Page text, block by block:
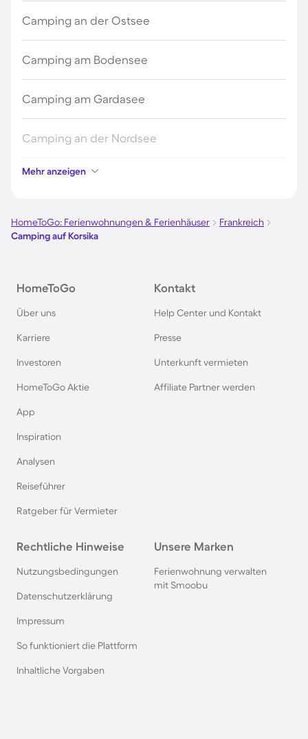
Camping an der Ostsee
Camping am Bodensee
Camping am Gardasee
Camping an der Nordsee
Camping in Kroatien
Camping auf Fehmarn
Camping im Harz
Camping auf Usedom
Camping in Schweden
Camping in Holland
Camping in Bibione
Camping in Deutschland
Mehr anzeigen
HomeToGo: Ferienwohnungen & Ferienhäuser
Frankreich
Camping auf Korsika
HomeToGo
Über uns
Karriere
Investoren
HomeToGo Aktie
App
Inspiration
Analysen
Reiseführer
Ratgeber für Vermieter
Kontakt
Help Center und Kontakt
Presse
Unterkunft vermieten
Affiliate Partner werden
Rechtliche Hinweise
Nutzungsbedingungen
Datenschutzerklärung
Impressum
So funktioniert die Plattform
Inhaltliche Vorgaben
Unsere Marken
Ferienwohnung verwalten
mit Smoobu